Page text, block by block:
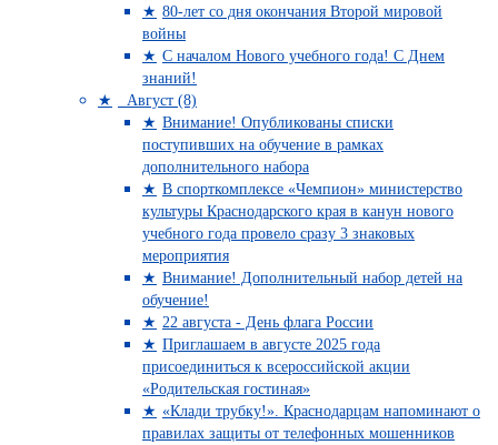
80-лет со дня окончания Второй мировой
войны
С началом Нового учебного года! С Днем
знаний!
Август (8)
Внимание! Опубликованы списки
поступивших на обучение в рамках
дополнительного набора
В спорткомплексе «Чемпион» министерство
культуры Краснодарского края в канун нового
учебного года провело сразу 3 знаковых
мероприятия
Внимание! Дополнительный набор детей на
обучение!
22 августа - День флага России
Приглашаем в августе 2025 года
присоединиться к всероссийской акции
«Родительская гостиная»
«Клади трубку!». Краснодарцам напоминают о
правилах защиты от телефонных мошенников